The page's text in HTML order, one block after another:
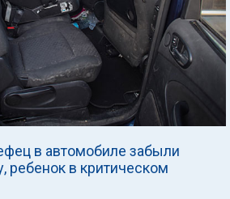
в автомобиле забыли
ребенок в критическом